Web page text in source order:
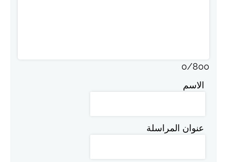
0/800
الاسم
عنوان المراسلة